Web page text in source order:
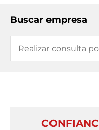
Buscar empresa